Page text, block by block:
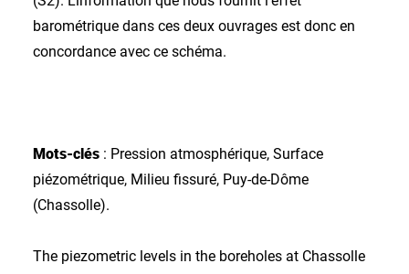
barométrique dans ces deux ouvrages est donc en
concordance avec ce schéma.
Mots-clés : Pression atmosphérique, Surface
piézométrique, Milieu fissuré, Puy-de-Dôme
(Chassolle).
The piezometric levels in the boreholes at Chassolle